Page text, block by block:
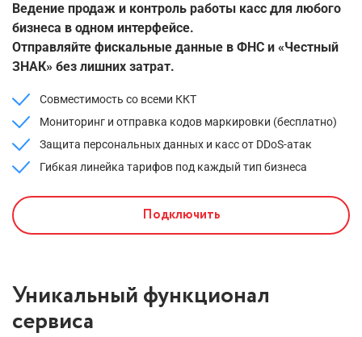
Ведение продаж и контроль работы касс для любого
бизнеса в одном интерфейсе.
Отправляйте фискальные данные в ФНС и «Честный
ЗНАК» без лишних затрат.
Совместимость со всеми ККТ
Мониторинг и отправка кодов маркировки (бесплатно)
Защита персональных данных и кассот DDoS-атак
Гибкая линейка тарифов под каждый тип бизнеса
Подключить
Уникальный функционал
сервиса